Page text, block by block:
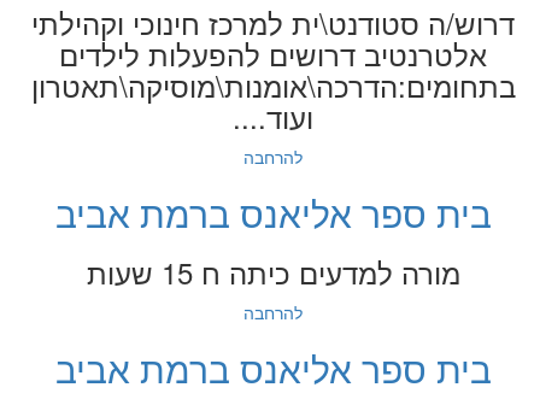
דרוש/ה סטודנט\ית למרכז חינוכי וקהילתי
אלטרנטיב דרושים להפעלות לילדים
בתחומים:הדרכה\אומנות\מוסיקה\תאטרון
ועוד....
להרחבה
בית ספר אליאנס ברמת אביב
מורה למדעים כיתה ח 15 שעות
להרחבה
בית ספר אליאנס ברמת אביב